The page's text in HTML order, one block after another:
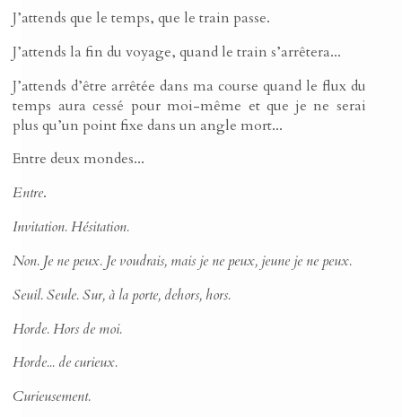
J’attends que le temps, que le train passe.
J’attends la fin du voyage, quand le train s’arrêtera...
J’attends d’être arrêtée dans ma course quand le flux du
temps aura cessé pour moi-même et que je ne serai
plus qu’un point fixe dans un angle mort...
Entre deux mondes...
Entre.
Invitation. Hésitation.
Non. Je ne peux. Je voudrais, mais je ne peux, jeune je ne peux.
Seuil. Seule. Sur, à la porte, dehors, hors.
Horde. Hors de moi.
Horde... de curieux.
Curieusement.